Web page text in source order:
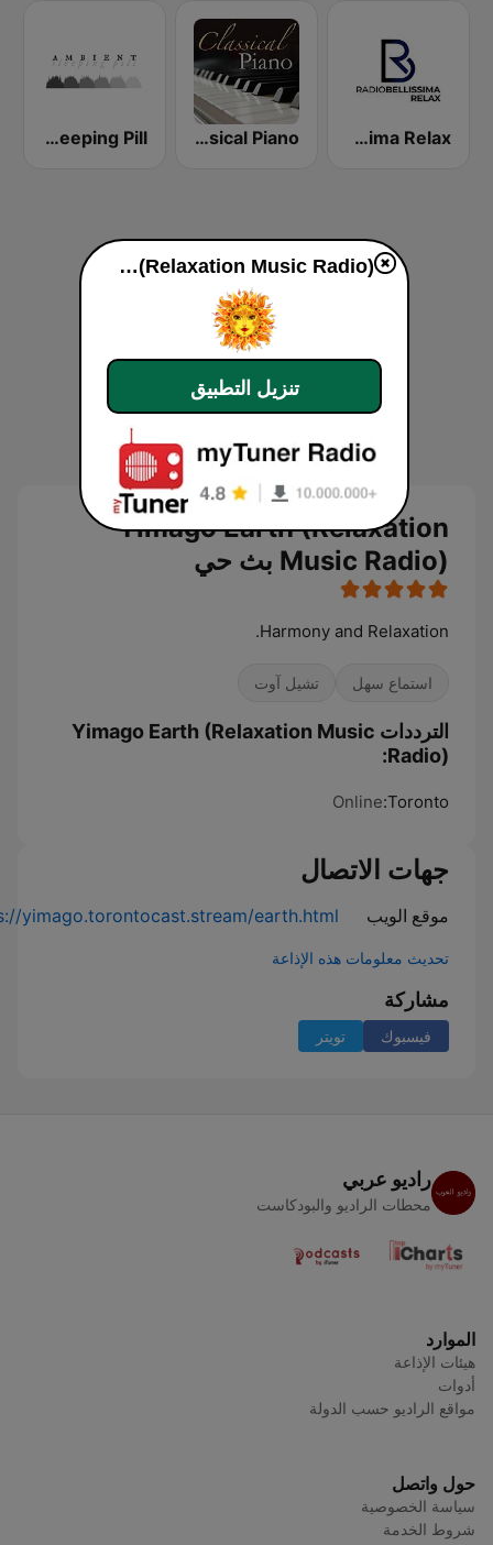
Radio Bellissima Relax
CalmRadio.com - Classical Piano
Ambient Sleeping Pill
Yimago Earth (Relaxation
Music Radio) بث حي
Harmony and Relaxation.
استماع سهل تشيل آوت
الترددات Yimago Earth (Relaxation Music
Radio):
Toronto:
Online
جهات الاتصال
موقع الويب yimago.torontocast.stream/earth.html
تحديث معلومات هذه الإذاعة
مشاركة
فيسبوك تويتر
راديو عربي
محطات الراديو والبودكاست
الموارد
هيئات الإذاعة
أدوات
مواقع الراديو حسب الدولة
حول واتصل
سياسة الخصوصية
شروط الخدمة
Yimago Earth (Relaxation Music Radio)
تنزيل التطبيق